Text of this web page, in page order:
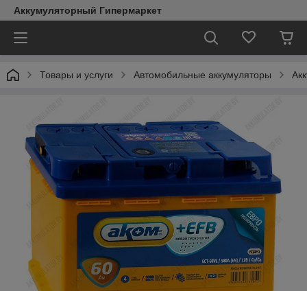
Аккумуляторный Гипермаркет
Товары и услуги Автомобильные аккумуляторы